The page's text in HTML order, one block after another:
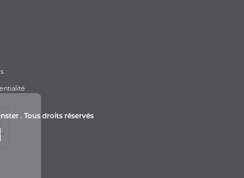
. Tous droits réservés